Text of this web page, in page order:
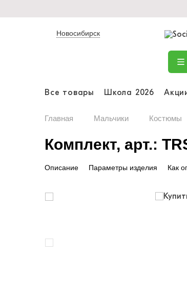
Новосибирск
Все товары Школа 2026
Главная Мальчики Костюмы
Комплект, арт.:
Описание Параметры изделия Как